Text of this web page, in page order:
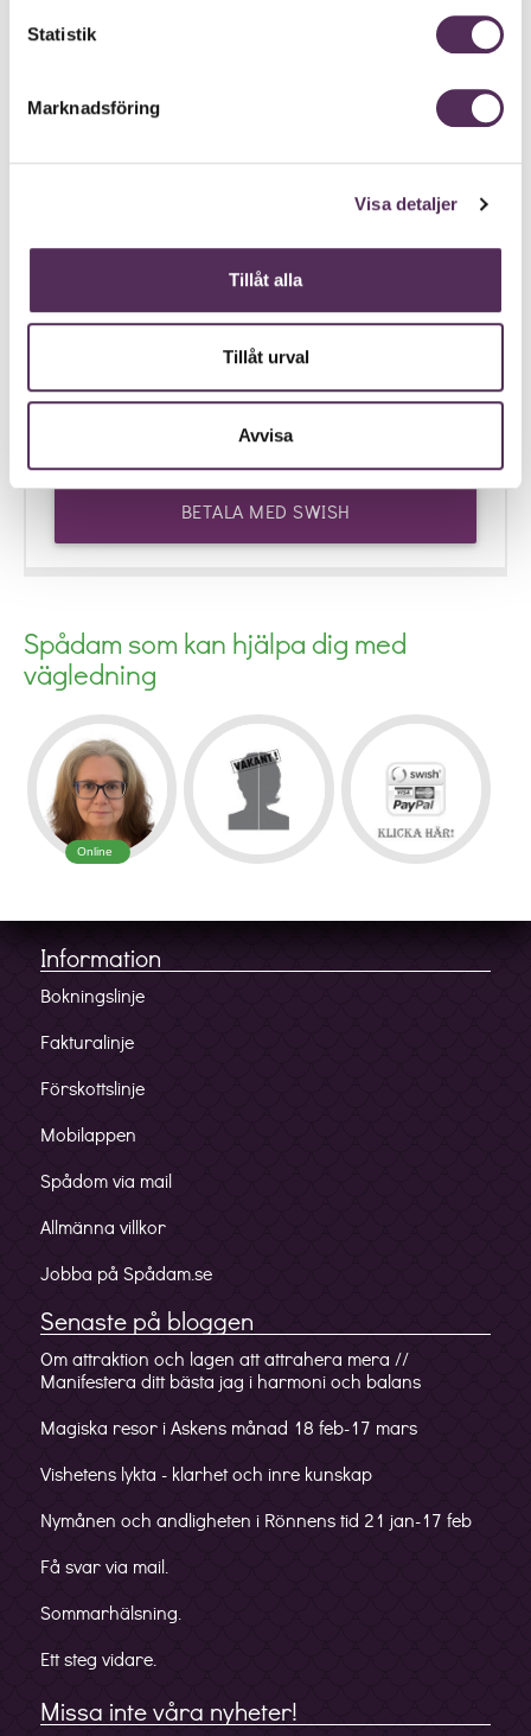
Statistik
Marknadsföring
Visa detaljer
Tillåt alla
Tillåt urval
Avvisa
FYLL PÅ KONTO
E-post:
BETALA MED SWISH
Spådam som kan hjälpa dig med
vägledning
Online
Information
Bokningslinje
Fakturalinje
Förskottslinje
Mobilappen
Spådom via mail
Allmänna villkor
Jobba på Spådam.se
Senaste på bloggen
Om attraktion och lagen att attrahera mera //
Manifestera ditt bästa jag i harmoni och balans
Magiska resor i Askens månad 18 feb-17 mars
Vishetens lykta - klarhet och inre kunskap
Nymånen och andligheten i Rönnens tid 21 jan-17 feb
Få svar via mail.
Sommarhälsning.
Ett steg vidare.
Missa inte våra nyheter!